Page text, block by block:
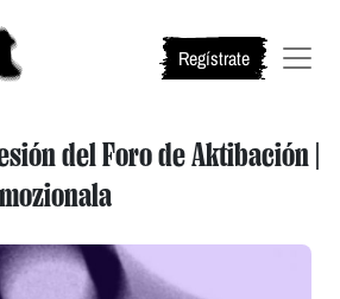
Regístrate
del Foro de Aktibación |